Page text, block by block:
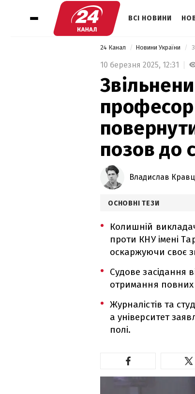
ВСІ НОВИНИ
24 Канал Новини України
10 березня 2025, 12:31
позов до
Владислав
ОСНОВНІ ТЕЗИ
Колишній
проти КНУ імені
оскаржуючи своє
Судове засідання
отримання повних
Журналістів та
а університет
полі.